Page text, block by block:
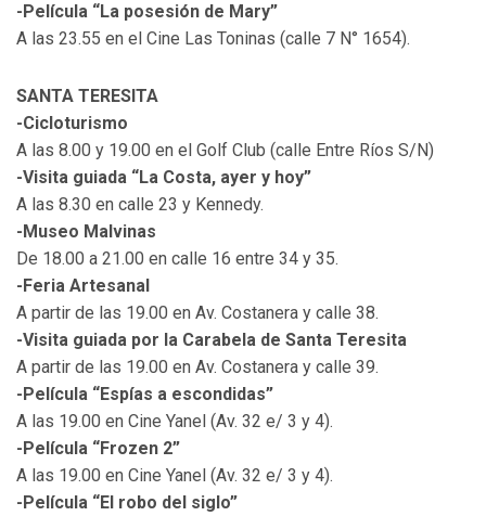
-Película “La posesión de Mary”
A las 23.55 en el Cine Las Toninas (calle 7 N° 1654).
SANTA TERESITA
-Cicloturismo
A las 8.00 y 19.00 en el Golf Club (calle Entre Ríos S/N)
-Visita guiada “La Costa, ayer y hoy”
A las 8.30 en calle 23 y Kennedy.
-Museo Malvinas
De 18.00 a 21.00 en calle 16 entre 34 y 35.
-Feria Artesanal
A partir de las 19.00 en Av. Costanera y calle 38.
-Visita guiada por la Carabela de Santa Teresita
A partir de las 19.00 en Av. Costanera y calle 39.
-Película “Espías a escondidas”
A las 19.00 en Cine Yanel (Av. 32 e/ 3 y 4).
-Película “Frozen 2”
A las 19.00 en Cine Yanel (Av. 32 e/ 3 y 4).
-Película “El robo del siglo”